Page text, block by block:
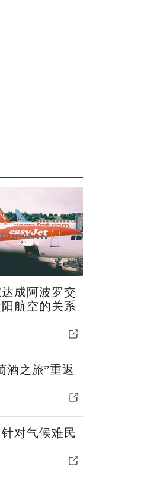
成阿波罗交
航空的关系
酒之旅”重返
对气候难民